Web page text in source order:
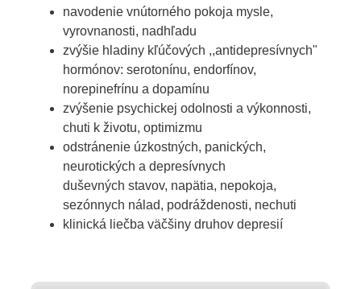
navodenie vnútorného pokoja mysle,
vyrovnanosti, nadhľadu
zvýšie hladiny kľúčových ,,antidepresívnych"
hormónov: serotonínu, endorfínov,
norepinefrínu a dopamínu
zvýšenie psychickej odolnosti a výkonnosti,
chuti k životu, optimizmu
odstránenie úzkostných, panických,
neurotických a depresívnych
duševných stavov, napätia, nepokoja,
sezónnych nálad, podráždenosti, nechuti
klinická liečba väčšiny druhov depresií